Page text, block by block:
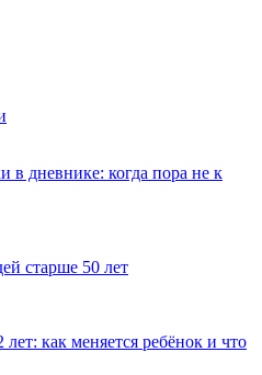
в дневнике: когда пора не к
старше 50 лет
как меняется ребёнок и что